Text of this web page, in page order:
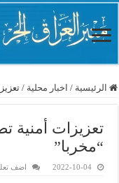
الرئيسية / اخبار محلية /
“مخربا”
2022-10-04 اضف